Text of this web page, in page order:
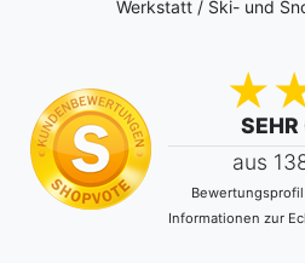
Werkstatt / Ski- und
SEHR
aus
Bewertungsprofil
Informationen zur